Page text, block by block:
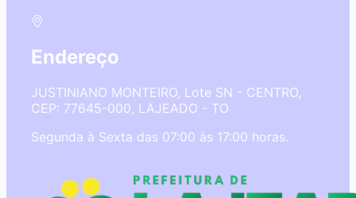
Endereço
JUSTINIANO MONTEIRO, Lote SN - CENTRO,
CEP: 77645-000, LAJEADO - TO
Segunda à Sexta das 07:00 às 17:00 horas.